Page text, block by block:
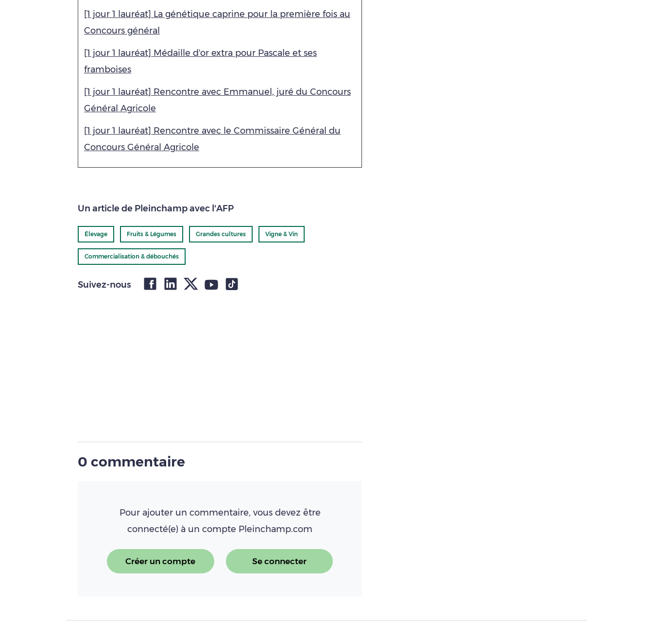
[1 jour 1 lauréat] La génétique caprine pour la première fois au
Concours général
[1 jour 1 lauréat] Médaille d'or extra pour Pascale et ses
framboises
[1 jour 1 lauréat] Rencontre avec Emmanuel, juré du Concours
Général Agricole
[1 jour 1 lauréat] Rencontre avec le Commissaire Général du
Concours Général Agricole
Un article de Pleinchamp avec l'AFP
Élevage Fruits & Légumes Grandes cultures Vigne & Vin
Commercialisation & débouchés
Suivez-nous
0 commentaire
Pour ajouter un commentaire, vous devez être
connecté(e) à un compte Pleinchamp.com
Créer un compte Se connecter